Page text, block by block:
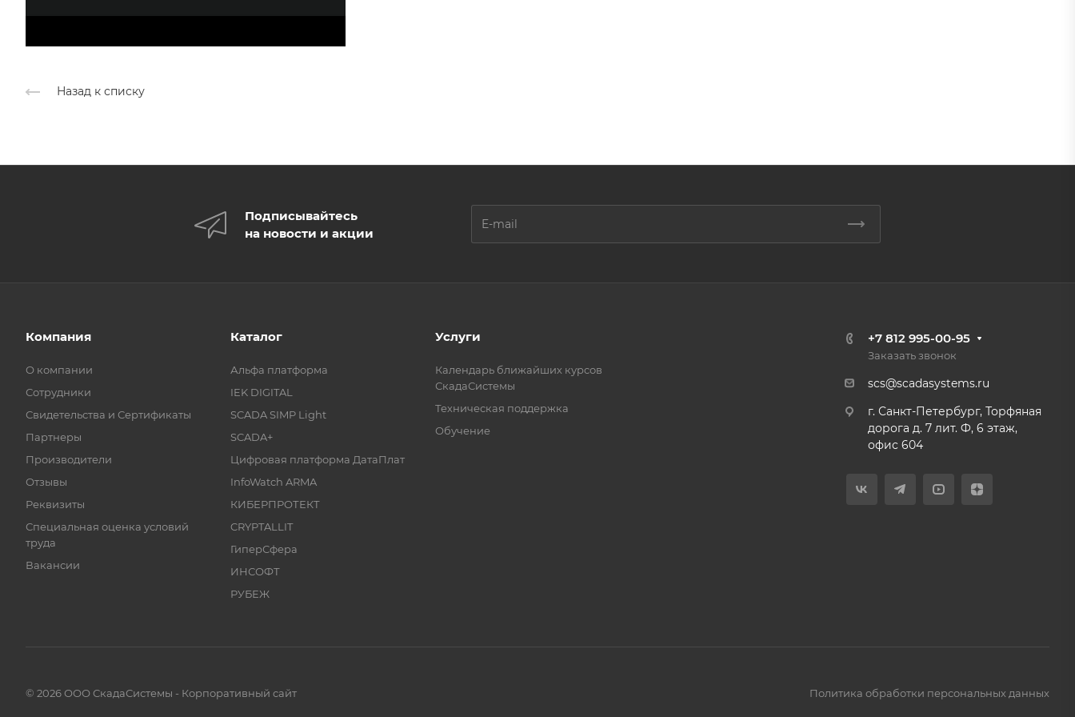
Назад к списку
Подписывайтесь
на новости и акции
Компания
О компании
Сотрудники
Свидетельства и Сертификаты
Партнеры
Производители
Отзывы
Реквизиты
Специальная оценка условий
труда
Вакансии
Каталог
Альфа платформа
IEK DIGITAL
SCADA SIMP Light
SCADA+
Цифровая платформа ДатаПлат
InfoWatch ARMA
КИБЕРПРОТЕКТ
CRYPTALLIT
ГиперСфера
ИНСОФТ
РУБЕЖ
Услуги
Календарь ближайших курсов
СкадаСистемы
Техническая поддержка
Обучение
+7 812 995-00-95
Заказать звонок
scs@scadasystems.ru
г. Санкт-Петербург, Торфяная
дорога д. 7 лит. Ф, 6 этаж,
офис 604
© 2026 ООО СкадаСистемы - Корпоративный сайт Политика обработки персональных данных